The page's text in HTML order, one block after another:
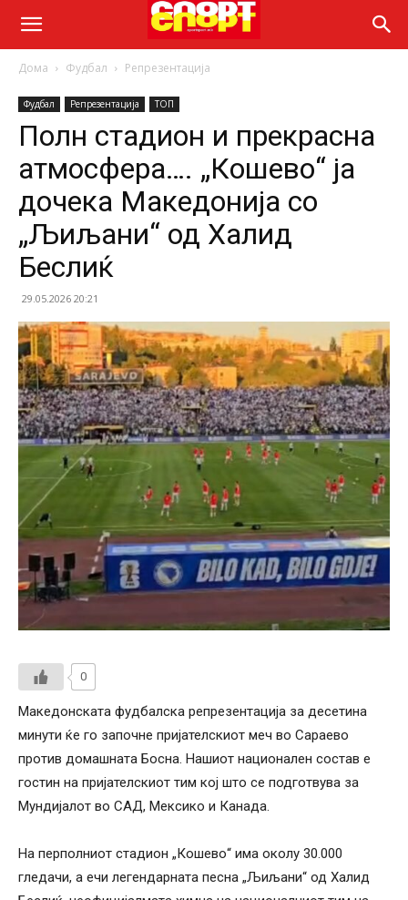
Дома Фудбал Репрезентација
Фудбал Репрезентација ТОП
Полн стадион и прекрасна
атмосфера…. „Кошево“ ја
дочека Македонија со
„Љиљани“ од Халид
Беслиќ
29.05.2026 20:21
0
Македонската фудбалска репрезентација за десетина
минути ќе го започне пријателскиот меч во Сараево
против домашната Босна. Нашиот национален состав е
гостин на пријателскиот тим кој што се подготвува за
Мундијалот во САД, Мексико и Канада.
На перполниот стадион „Кошево“ има околу 30.000
гледачи, а ечи легендарната песна „Љиљани“ од Халид